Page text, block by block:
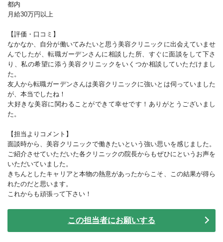
都内
月給30万円以上
【評価・口コミ】
なかなか、自分が働いてみたいと思う美容クリニックに出会えていませ
んでしたが、転職ガーデンさんに相談した所、すぐに面談をして下さ
り、私の希望に添う美容クリニックをいくつか相談していただけまし
た。
友人から転職ガーデンさんは美容クリニックに強いとは伺っていました
が、本当でしたね！
大好きな美容に関わることができて幸せです！ありがとうございまし
た。
【担当よりコメント】
面談時から、美容クリニックで働きたいという強い思いを感じました。
ご紹介させていただいた各クリニックの院長からもぜひにというお声を
いただいていました。
きちんとしたキャリアと本物の熱意があったからこそ、この結果が得ら
れたのだと思います。
これからも頑張って下さい！
この担当者にお願いする